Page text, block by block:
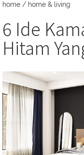
home / home & living
6 Ide
Hitam